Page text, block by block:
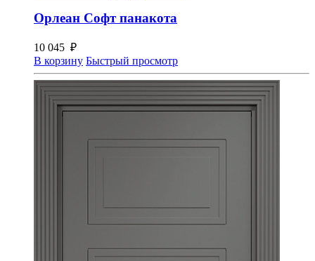
Орлеан Софт панакота
10 045 ₽
В корзину Быстрый просмотр